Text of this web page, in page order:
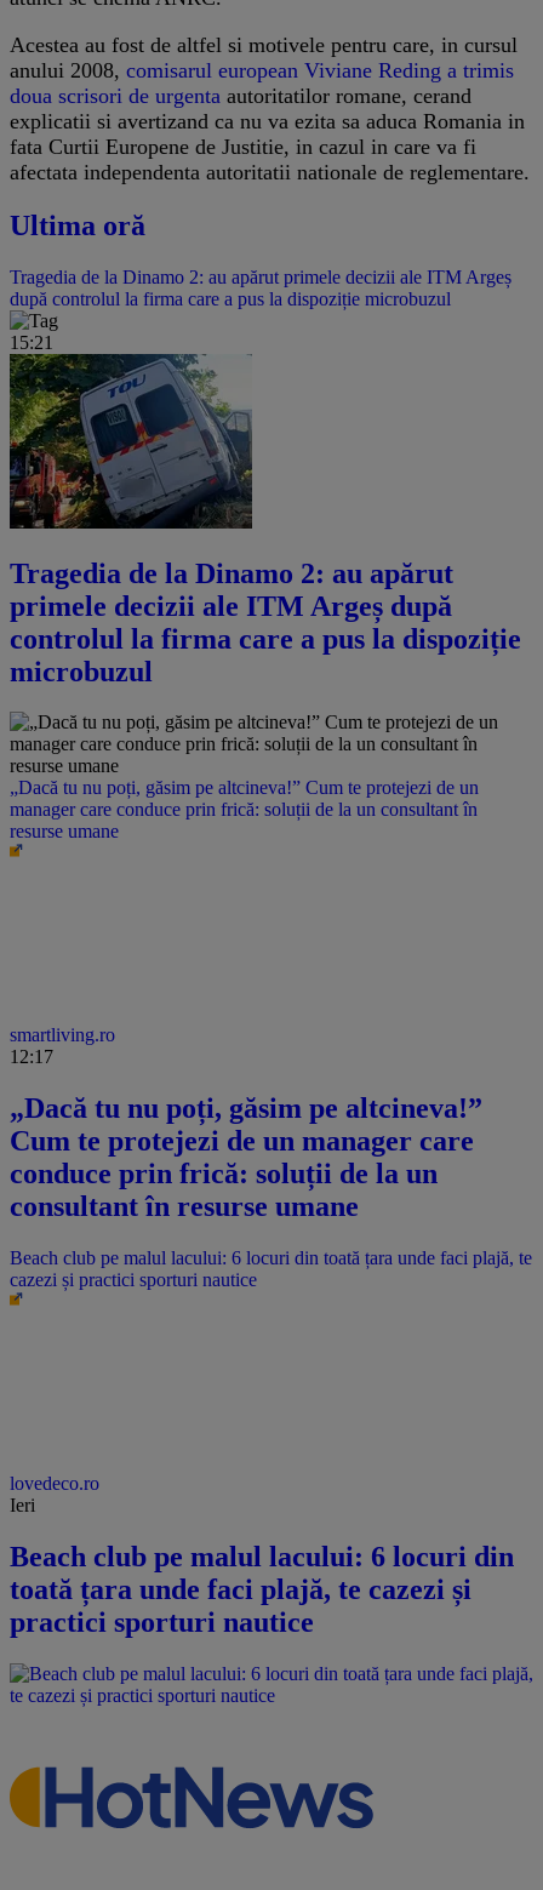
Acestea au fost de altfel si motivele pentru care, in cursul
anului 2008, comisarul european Viviane Reding a trimis
doua scrisori de urgenta autoritatilor romane, cerand
explicatii si avertizand ca nu va ezita sa aduca Romania in
fata Curtii Europene de Justitie, in cazul in care va fi
afectata independenta autoritatii nationale de reglementare.
Ultima oră
Tragedia de la Dinamo 2: au apărut primele decizii ale ITM Argeș
după controlul la firma care a pus la dispoziție microbuzul
15:21
Tragedia de la Dinamo 2: au apărut
primele decizii ale ITM Argeș după
controlul la firma care a pus la dispoziție
microbuzul
„Dacă tu nu poți, găsim pe altcineva!” Cum te protejezi de un
manager care conduce prin frică: soluții de la un consultant în
resurse umane
smartliving.ro
12:17
„Dacă tu nu poți, găsim pe altcineva!”
Cum te protejezi de un manager care
conduce prin frică: soluții de la un
consultant în resurse umane
Beach club pe malul lacului: 6 locuri din toată țara unde faci plajă, te
cazezi și practici sporturi nautice
lovedeco.ro
Ieri
Beach club pe malul lacului: 6 locuri din
toată țara unde faci plajă, te cazezi și
practici sporturi nautice